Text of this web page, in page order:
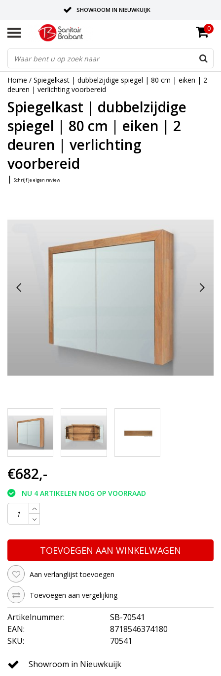
SHOWROOM IN NIEUWKUIJK
BEZORGING OP AFSPRAAK
LEVERING EN REALISATIE ONDER EEN DAK!
0
Home / Spiegelkast | dubbelzijdige spiegel | 80 cm | eiken | 2
deuren | verlichting voorbereid
Spiegelkast | dubbelzijdige
spiegel | 80 cm | eiken | 2
deuren | verlichting
voorbereid
| Schrijf je eigen review
€682,-
NU 4 ARTIKELEN NOG OP VOORRAAD
TOEVOEGEN AAN WINKELWAGEN
Aan verlanglijst toevoegen
Toevoegen aan vergelijking
Artikelnummer:
SB-70541
EAN:
8718546374180
SKU:
70541
Showroom in Nieuwkuijk